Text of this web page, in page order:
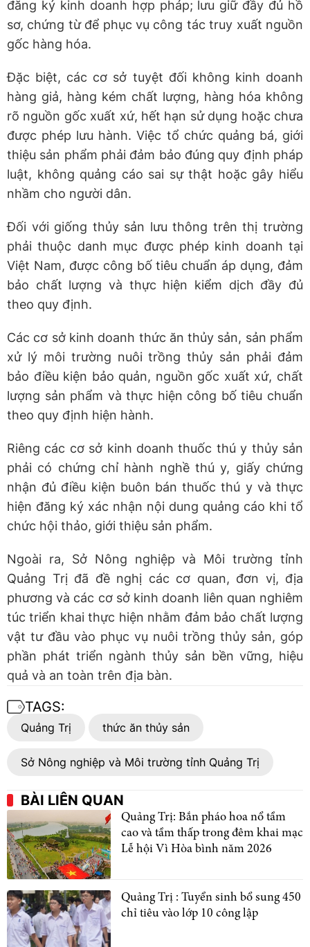
đăng ký kinh doanh hợp pháp; lưu giữ đầy đủ hồ
sơ, chứng từ để phục vụ công tác truy xuất nguồn
gốc hàng hóa.
Đặc biệt, các cơ sở tuyệt đối không kinh doanh
hàng giả, hàng kém chất lượng, hàng hóa không
rõ nguồn gốc xuất xứ, hết hạn sử dụng hoặc chưa
được phép lưu hành. Việc tổ chức quảng bá, giới
thiệu sản phẩm phải đảm bảo đúng quy định pháp
luật, không quảng cáo sai sự thật hoặc gây hiểu
nhầm cho người dân.
Đối với giống thủy sản lưu thông trên thị trường
phải thuộc danh mục được phép kinh doanh tại
Việt Nam, được công bố tiêu chuẩn áp dụng, đảm
bảo chất lượng và thực hiện kiểm dịch đầy đủ
theo quy định.
Các cơ sở kinh doanh thức ăn thủy sản, sản phẩm
xử lý môi trường nuôi trồng thủy sản phải đảm
bảo điều kiện bảo quản, nguồn gốc xuất xứ, chất
lượng sản phẩm và thực hiện công bố tiêu chuẩn
theo quy định hiện hành.
Riêng các cơ sở kinh doanh thuốc thú y thủy sản
phải có chứng chỉ hành nghề thú y, giấy chứng
nhận đủ điều kiện buôn bán thuốc thú y và thực
hiện đăng ký xác nhận nội dung quảng cáo khi tổ
chức hội thảo, giới thiệu sản phẩm.
Ngoài ra, Sở Nông nghiệp và Môi trường tỉnh
Quảng Trị đã đề nghị các cơ quan, đơn vị, địa
phương và các cơ sở kinh doanh liên quan nghiêm
túc triển khai thực hiện nhằm đảm bảo chất lượng
vật tư đầu vào phục vụ nuôi trồng thủy sản, góp
phần phát triển ngành thủy sản bền vững, hiệu
quả và an toàn trên địa bàn.
TAGS:
Quảng Trị thức ăn thủy sản
Sở Nông nghiệp và Môi trường tỉnh Quảng Trị
BÀI LIÊN QUAN
Quảng Trị: Bắn pháo hoa nổ tầm
cao và tầm thấp trong đêm khai mạc
Lễ hội Vì Hòa bình năm 2026
Quảng Trị : Tuyển sinh bổ sung 450
chỉ tiêu vào lớp 10 công lập